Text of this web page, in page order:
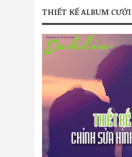
THIẾT KẾ ALBUM CƯỚI